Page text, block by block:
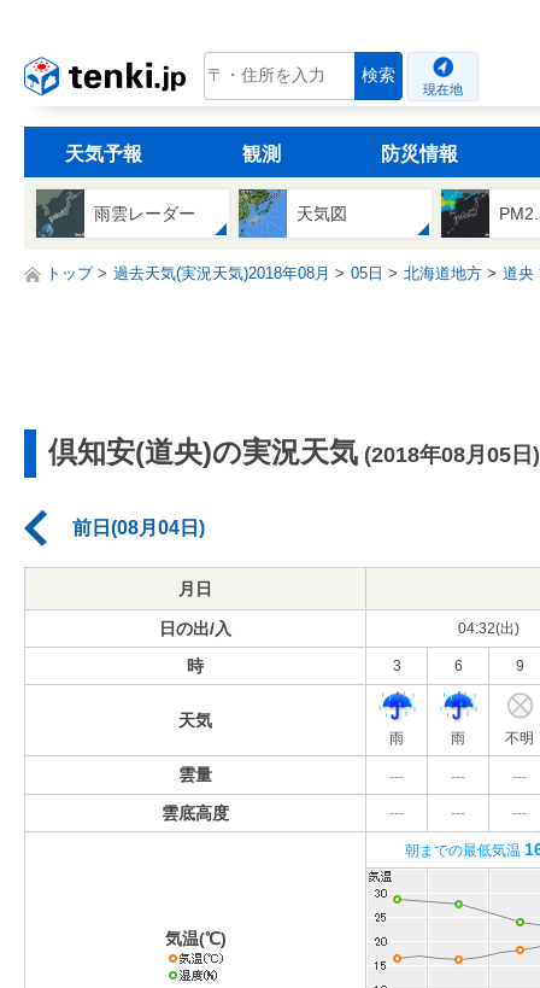
tenki.jp 検索
現在地
天気予報 観測 防災情報
雨雲レーダー 天気図
トップ 過去天気(実況天気)2018年08月 05日 北海道地方 道央
倶知安(道央)の実況天気 (2018年08月05日)
前日(08月04日)
月日
日の出/入 04:32(出)
時 3 6 9
天気
雨 雨 不明
雲量 --- --- ---
雲底高度 --- --- ---
気温(℃)
朝までの最低気温